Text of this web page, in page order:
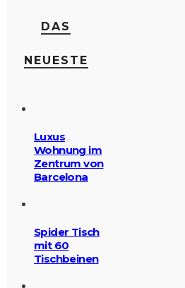
DAS
NEUESTE
Luxus
Wohnung im
Zentrum von
Barcelona
Spider Tisch
mit 60
Tischbeinen